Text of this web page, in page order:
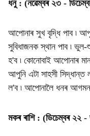
ধনু : (নৱেম্বৰ ২৩ -
আপোনাৰ সুখ বৃদ্ধি পাব ৷
সুবিধাজনক স্থান পাব ৷
হ'ব ৷ কোনোবাই আপোনাৰ
আপুনি এটা সাহসী
ল'ব ৷ আপোনালৈ ধনৰ
মকৰ ৰাশি : (ডিচেম্বৰ ২২ -